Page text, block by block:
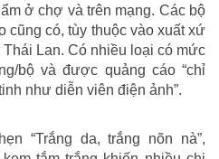
ở chợ và trên mạng. Các bộ
cũng có, tùy thuộc vào xuất xứ
Lan. Có nhiều loại có mức
bộ và được quảng cáo “chỉ
như diễn viên điện ảnh”.
“Trắng da, trắng nõn nà”,